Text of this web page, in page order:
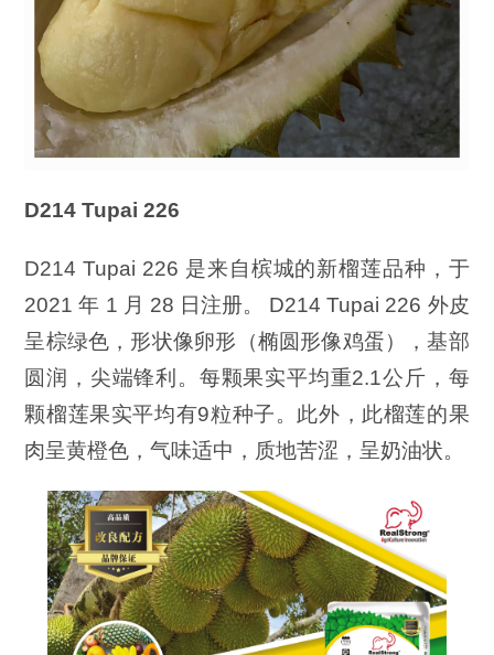
D214 Tupai 226
D214 Tupai 226 是来自槟城的新榴莲品种，于
2021 年 1 月 28 日注册。 D214 Tupai 226 外皮
呈棕绿色，形状像卵形（椭圆形像鸡蛋），基部
圆润，尖端锋利。每颗果实平均重2.1公斤，每
颗榴莲果实平均有9粒种子。此外，此榴莲的果
肉呈黄橙色，气味适中，质地苦涩，呈奶油状。